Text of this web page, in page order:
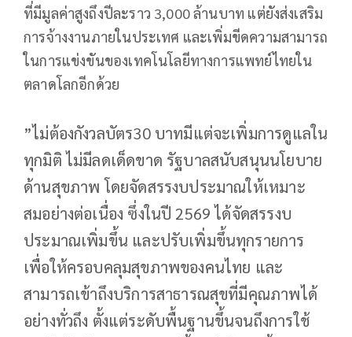
ที่มีมูลค่าสูงถึงปีละราว 3,000 ล้านบาท แต่ยังส่งเสริม
การจ้างงานภายในประเทศ และเพิ่มขีดความสามารถ
ในการแข่งขันของเทคโนโลยีทางการแพทย์ไทยใน
ตลาดโลกอีกด้วย
”ไม่ต้องกังวลบัตร30 บาทมีแต่จะเพิ่มการดูแลใน
ทุกมิติ ไม่มีลดเด็ดขาด รัฐบาลสนับสนุนนโยบาย
ด้านสุขภาพ โดยจัดสรรงบประมาณให้เหมาะ
สมอย่างต่อเนื่อง ซึ่งในปี 2569 ได้จัดสรรงบ
ประมาณเพิ่มขึ้น และปรับเพิ่มขึ้นทุกรายการ
เพื่อให้ครอบคลุมสุขภาพของคนไทย และ
สามารถเข้าถึงบริการสาธารณสุขที่มีคุณภาพได้
อย่างทั่วถึง ตั้งแต่ระดับพื้นฐานขึ้นจนถึงการใช้